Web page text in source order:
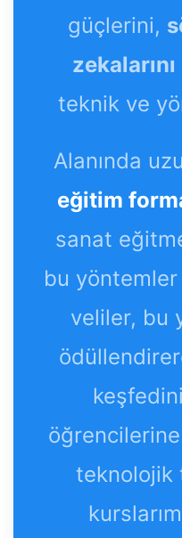
güçlerini,
teknik ve
Alanında
eğitim
sanat
bu yöntemler
veliler, bu
teknolojik